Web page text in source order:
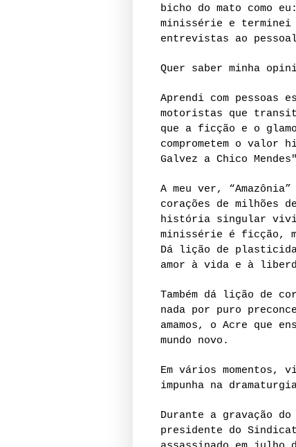
bicho do mato como
minissérie e terminei
entrevistas ao
Quer saber minha
Aprendi com pessoas
motoristas que
que a ficção e o
comprometem o valor
Galvez a Chico
A meu ver,
corações de milhões
história singular
minissérie é ficção,
Dá lição de
amor à vida e à
Também dá lição de
nada por puro
amamos, o Acre que
mundo novo.
Em vários
impunha na
Durante a gravação
presidente do